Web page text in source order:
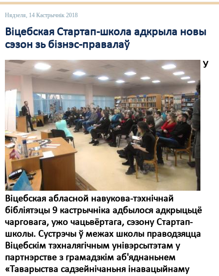
Нядзеля, 14 Кастрычнік 2018
Віцебская Стартап-школа адкрыла новы
сэзон зь бізнэс-правалаў
У
Віцебская абласной навукова-тэхнічнай
бібліятэцы 9 кастрычніка адбылося адкрыцьцё
чарговага, ужо чацьвёртага, сэзону Стартап-
школы. Сустрэчы ў межах школы праводзяцца
Віцебскім тэхналягічным унівэрсытэтам у
партнэрстве з грамадзкім аб'яднаньнем
«Таварыства садзейнічаньня інавацыйнаму